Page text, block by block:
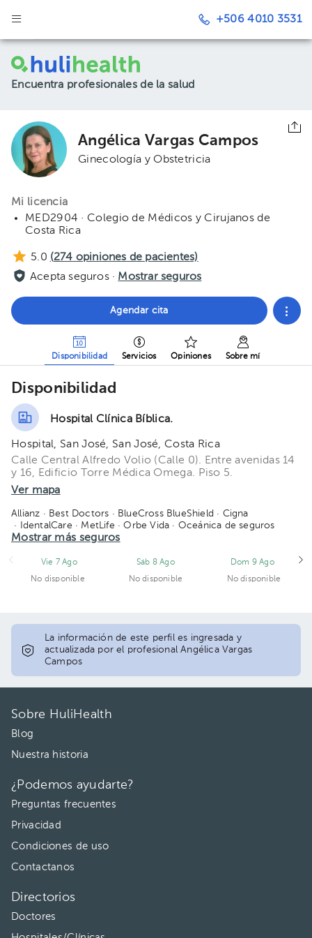
+506 4010 3531
Encuentra profesionales de la salud
Angélica Vargas Campos
Ginecología y Obstetricia
Mi licencia
MED2904 · Colegio de Médicos y Cirujanos de
Costa Rica
5.0 (274 opiniones de pacientes)
Acepta seguros · Mostrar seguros
Agendar cita
Disponibilidad Servicios Opiniones Sobre mí
Disponibilidad
Hospital Clínica Bíblica.
Hospital, San José, San José, Costa Rica
Calle Central Alfredo Volio (Calle 0). Entre avenidas 14
y 16, Edificio Torre Médica Omega. Piso 5.
Ver mapa
Allianz · Best Doctors · BlueCross BlueShield · Cigna
· IdentalCare · MetLife · Orbe Vida · Oceánica de seguros
· Quálitas· Salud 360· SM Seguros
Mostrar más seguros
Vie 7 Ago
No disponible
Sáb 8 Ago
No disponible
Dom 9 Ago
No disponible
La información de este perfil es ingresada y
actualizada por el profesional Angélica Vargas
Campos
Sobre HuliHealth
Blog
Nuestra historia
¿Podemos ayudarte?
Preguntas frecuentes
Privacidad
Condiciones de uso
Contactanos
Directorios
Doctores